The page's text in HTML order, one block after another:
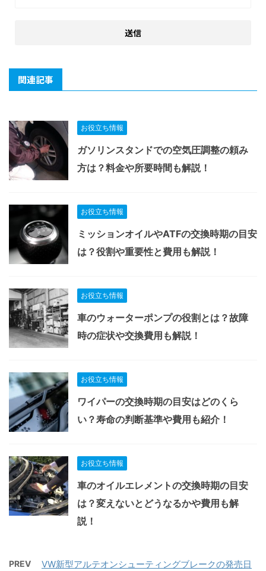
関連記事
お役立ち情報
ガソリンスタンドでの空気圧調整の頼み
方は？料金や所要時間も解説！
お役立ち情報
ミッションオイルやATFの交換時期の目安
は？役割や重要性と費用も解説！
お役立ち情報
車のウォーターポンプの役割とは？故障
時の症状や交換費用も解説！
お役立ち情報
ワイパーの交換時期の目安はどのくら
い？寿命の判断基準や費用も紹介！
お役立ち情報
車のオイルエレメントの交換時期の目安
は？変えないとどうなるかや費用も解
説！
PREV
VW新型アルテオンシューティングブレークの発売日